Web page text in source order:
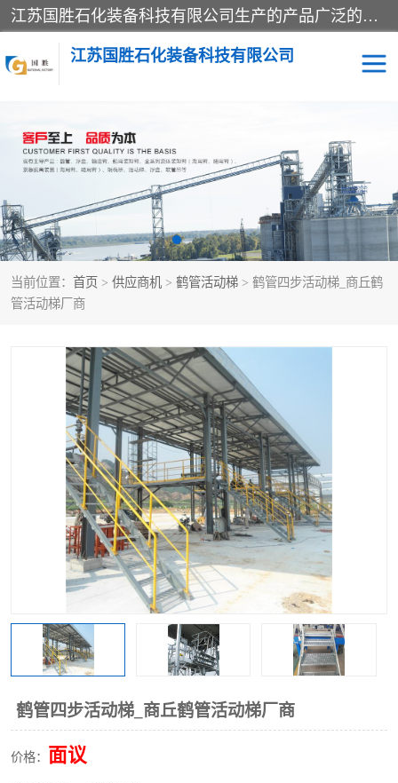
江苏国胜石化装备科技有限公司生产的产品广泛的应用于石油、石化等行业中，产品种类齐全，其中包括装卸鹤管、汽车鹤管、火车鹤管、装车鹤管、卸车鹤管、上装鹤管、下装鹤管、lng鹤管、发油鹤管、液氨鹤管、液化气鹤管等，我们生产的产品质量上乘，价格实惠，服务好，买鹤管就到国胜石化装备！
江苏国胜石化装备科技有限公司
当前位置： 首页 > 供应商机 > 鹤管活动梯 > 鹤管四步活动梯_商丘鹤
管活动梯厂商
鹤管四步活动梯_商丘鹤管活动梯厂商
价格： 面议
输油臂 鹤管活动梯